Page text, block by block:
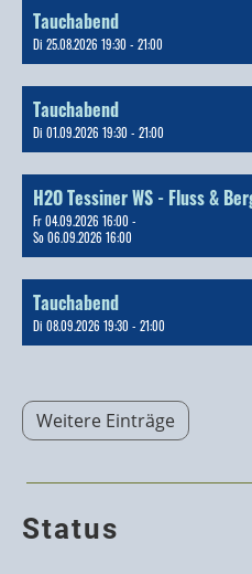
Tauchabend
Di 25.08.2026 19:30 - 21:00
Tauchabend
Di 01.09.2026 19:30 - 21:00
H2O Tessiner WS - Fluss &
Fr 04.09.2026 16:00 -
So 06.09.2026 16:00
Tauchabend
Di 08.09.2026 19:30 - 21:00
Weitere Einträge
Status